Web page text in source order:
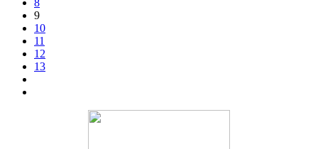
8
9
10
11
12
13